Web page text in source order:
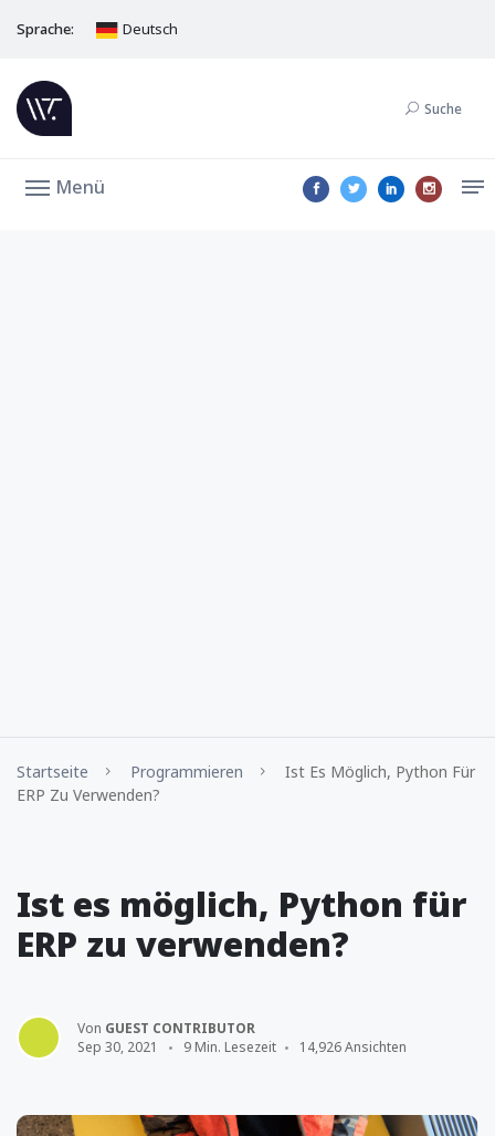
Sprache: Deutsch
Suche
Menü
Startseite Programmieren
Ist Es Möglich, Python Für
ERP Zu Verwenden?
Ist es möglich, Python für
ERP zu verwenden?
Von GUEST CONTRIBUTOR
Sep 30, 2021
9 Min. Lesezeit 14,926 Ansichten